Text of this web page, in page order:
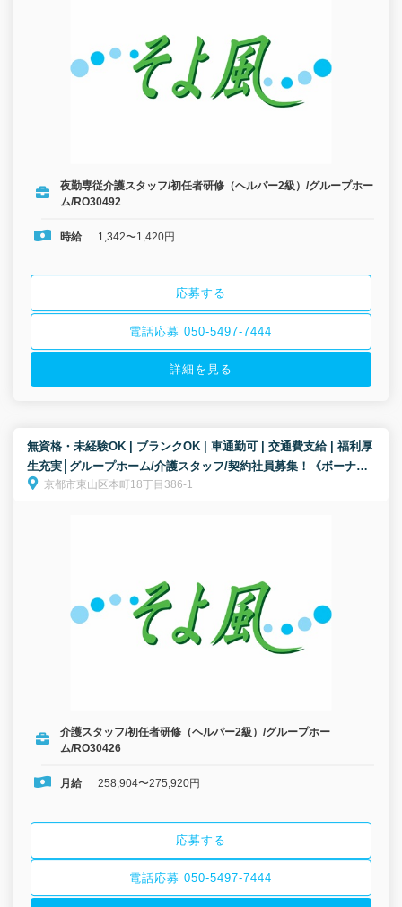
夜勤専従介護スタッフ/初任者研修（ヘルパー2級）/グループホー
ム/RO30492
時給 1,342〜1,420円
応募する
電話応募 050-5497-7444
詳細を見る
無資格・未経験OK | ブランクOK | 車通勤可 | 交通費支給 | 福利厚
生充実│グループホーム/介護スタッフ/契約社員募集！《ボーナス
以外の特別報酬、約27万円の支給実績！》
京都市東山区本町18丁目386-1
介護スタッフ/初任者研修（ヘルパー2級）/グループホー
ム/RO30426
月給 258,904〜275,920円
応募する
電話応募 050-5497-7444